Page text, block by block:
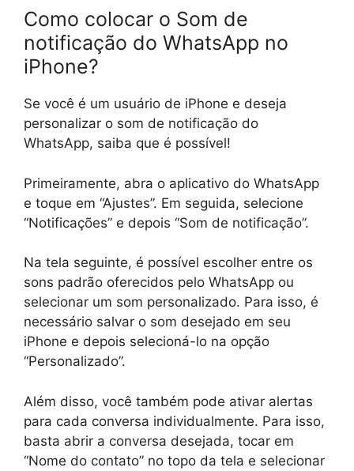
Como colocar o Som de
notificação do WhatsApp no
iPhone?
Se você é um usuário de iPhone e deseja
personalizar o som de notificação do
WhatsApp, saiba que é possível!
Primeiramente, abra o aplicativo do WhatsApp
e toque em “Ajustes”. Em seguida, selecione
“Notificações” e depois “Som de notificação”.
Na tela seguinte, é possível escolher entre os
sons padrão oferecidos pelo WhatsApp ou
selecionar um som personalizado. Para isso, é
necessário salvar o som desejado em seu
iPhone e depois selecioná-lo na opção
“Personalizado”.
Além disso, você também pode ativar alertas
para cada conversa individualmente. Para isso,
basta abrir a conversa desejada, tocar em
“Nome do contato” no topo da tela e selecionar